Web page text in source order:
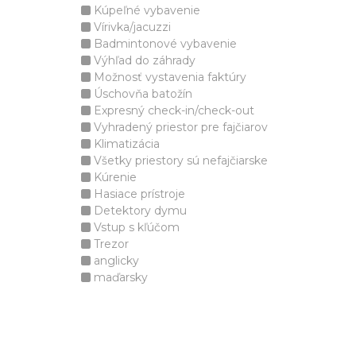
Kúpeľné vybavenie
Vírivka/jacuzzi
Badmintonové vybavenie
Výhľad do záhrady
Možnosť vystavenia faktúry
Úschovňa batožín
Expresný check-in/check-out
Vyhradený priestor pre fajčiarov
Klimatizácia
Všetky priestory sú nefajčiarske
Kúrenie
Hasiace prístroje
Detektory dymu
Vstup s kľúčom
Trezor
anglicky
maďarsky